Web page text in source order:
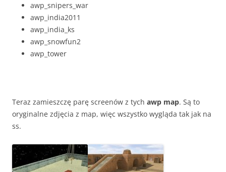
awp_snipers_war
awp_india2011
awp_india_ks
awp_snowfun2
awp_tower
Teraz zamieszczę parę screenów z tych awp map. Są to
oryginalne zdjęcia z map, więc wszystko wygląda tak jak na
ss.